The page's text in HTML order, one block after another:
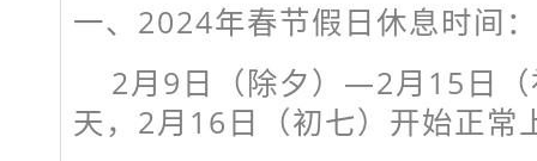
一、2024年春节假日休息时间：
2月9日（除夕）—2月15日
天，2月16日（初七）开始正常